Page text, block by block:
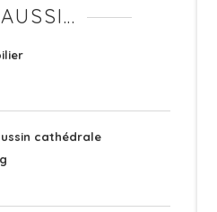
cathédrale